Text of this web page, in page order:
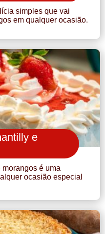
simples que vai
em qualquer ocasião.
e
é uma
ocasião especial